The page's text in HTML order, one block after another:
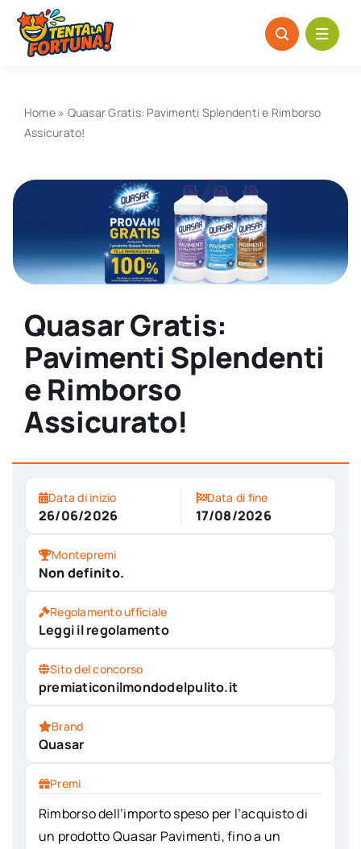
Salta
contenuto
Home» Quasar Gratis: Pavimenti Splendenti e Rimborso
Assicurato!
Quasar Gratis:
Pavimenti Splendenti
e Rimborso
Assicurato!
Data di inizio
26/06/2026
Data di fine
17/08/2026
Montepremi
Non definito.
Regolamento ufficiale
Leggi il regolamento
Sito del concorso
premiaticonilmondodelpulito.it
Brand
Quasar
Premi
Rimborso dell’importo speso per l’acquisto di
un prodotto Quasar Pavimenti, fino a un